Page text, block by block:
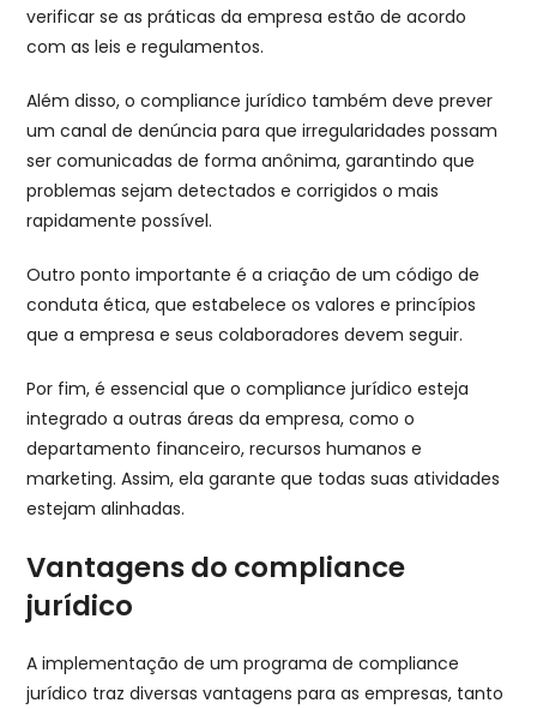
verificar se as práticas da empresa estão de acordo
com as leis e regulamentos.
Além disso, o compliance jurídico também deve prever
um canal de denúncia para que irregularidades possam
ser comunicadas de forma anônima, garantindo que
problemas sejam detectados e corrigidos o mais
rapidamente possível.
Outro ponto importante é a criação de um código de
conduta ética, que estabelece os valores e princípios
que a empresa e seus colaboradores devem seguir.
Por fim, é essencial que o compliance jurídico esteja
integrado a outras áreas da empresa, como o
departamento financeiro, recursos humanos e
marketing. Assim, ela garante que todas suas atividades
estejam alinhadas.
Vantagens do compliance
jurídico
A implementação de um programa de compliance
jurídico traz diversas vantagens para as empresas, tanto